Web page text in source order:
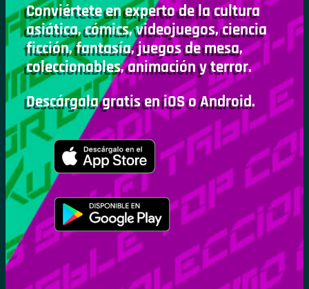
Conviértete en experto de la cultura
asiática, cómics, videojuegos, ciencia
ficción, fantasía, juegos de mesa,
coleccionables, animación y terror.
Descárgala gratis en iOS o Android.